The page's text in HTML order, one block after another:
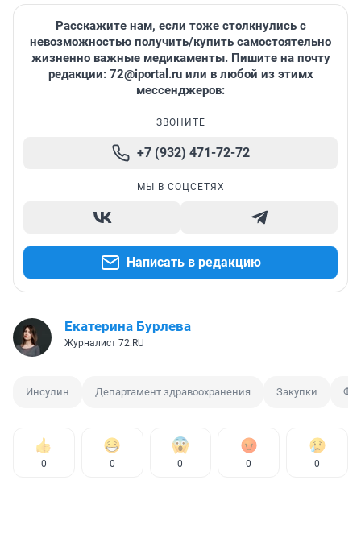
Расскажите нам, если тоже столкнулись с
невозможностью получить/купить самостоятельно
жизненно важные медикаменты. Пишите на почту
редакции: 72@iportal.ru или в любой из этимх
мессенджеров:
ЗВОНИТЕ
+7 (932) 471-72-72
МЫ В СОЦСЕТЯХ
Написать в редакцию
Екатерина Бурлева
Журналист 72.RU
Инсулин Департамент здравоохранения Закупки
0 0 0 0 0